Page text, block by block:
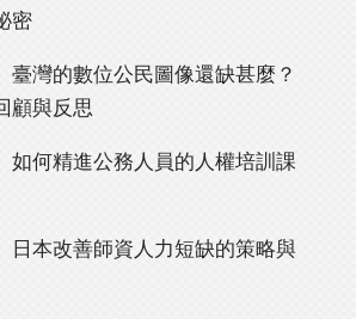
密
臺灣的數位公民圖像還缺甚麼？
顧與反思
如何精進公務人員的人權培訓課
日本改善師資人力短缺的策略與